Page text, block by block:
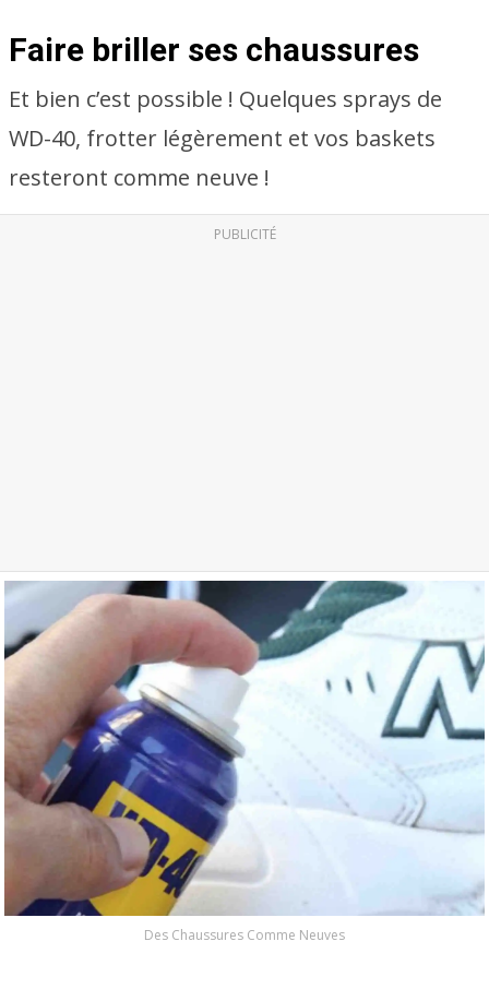
Faire briller ses chaussures
Et bien c’est possible ! Quelques sprays de
WD-40, frotter légèrement et vos baskets
resteront comme neuve !
PUBLICITÉ
Des Chaussures Comme Neuves